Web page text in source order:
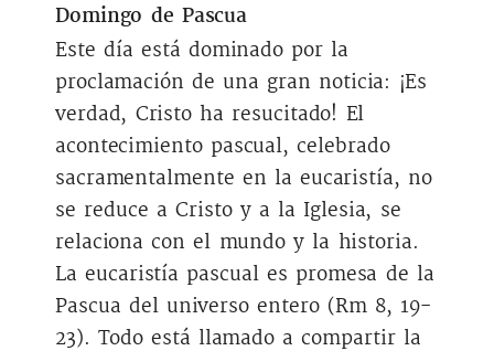
Domingo de Pascua
Este día está dominado por la
proclamación de una gran noticia: ¡Es
verdad, Cristo ha resucitado! El
acontecimiento pascual, celebrado
sacramentalmente en la eucaristía, no
se reduce a Cristo y a la Iglesia, se
relaciona con el mundo y la historia.
La eucaristía pascual es promesa de la
Pascua del universo entero (Rm 8, 19-
23). Todo está llamado a compartir la